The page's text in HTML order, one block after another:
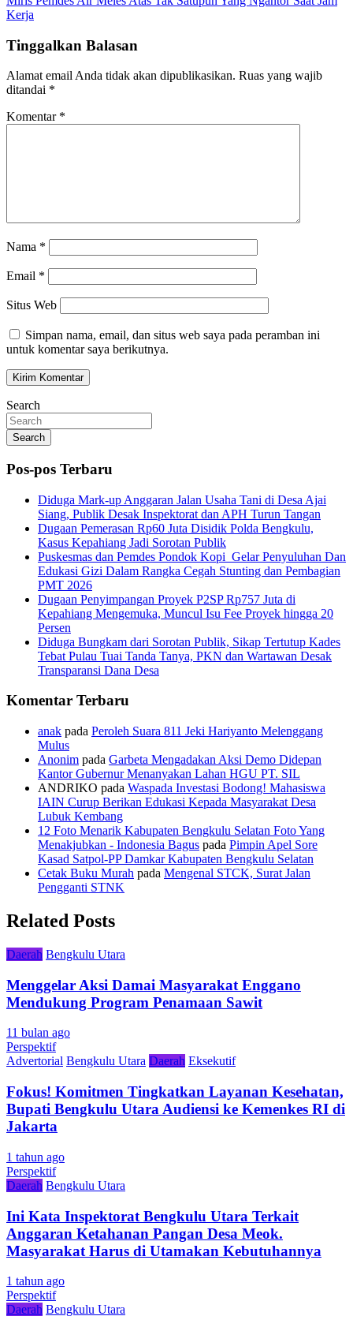
Kerja
Tinggalkan Balasan
Alamat email Anda tidak akan dipublikasikan. Ruas yang wajib
ditandai *
Komentar *
Nama *
Email *
Situs Web
Simpan nama, email, dan situs web saya pada peramban ini
untuk komentar saya berikutnya.
Search
Search
Pos-pos Terbaru
Diduga Mark-up Anggaran Jalan Usaha Tani di Desa Ajai
Siang, Publik Desak Inspektorat dan APH Turun Tangan
Dugaan Pemerasan Rp60 Juta Disidik Polda Bengkulu,
Kasus Kepahiang Jadi Sorotan Publik
Puskesmas dan Pemdes Pondok Kopi Gelar Penyuluhan Dan
Edukasi Gizi Dalam Rangka Cegah Stunting dan Pembagian
PMT 2026
Dugaan Penyimpangan Proyek P2SP Rp757 Juta di
Kepahiang Mengemuka, Muncul Isu Fee Proyek hingga 20
Persen
Diduga Bungkam dari Sorotan Publik, Sikap Tertutup Kades
Tebat Pulau Tuai Tanda Tanya, PKN dan Wartawan Desak
Transparansi Dana Desa
Komentar Terbaru
anak pada Peroleh Suara 811 Jeki Hariyanto Melenggang
Mulus
Anonim pada Garbeta Mengadakan Aksi Demo Didepan
Kantor Gubernur Menanyakan Lahan HGU PT. SIL
ANDRIKO pada Waspada Investasi Bodong! Mahasiswa
IAIN Curup Berikan Edukasi Kepada Masyarakat Desa
Lubuk Kembang
12 Foto Menarik Kabupaten Bengkulu Selatan Foto Yang
Menakjubkan - Indonesia Bagus pada Pimpin Apel Sore
Kasad Satpol-PP Damkar Kabupaten Bengkulu Selatan
Cetak Buku Murah pada Mengenal STCK, Surat Jalan
Pengganti STNK
Related Posts
Daerah Bengkulu Utara
Menggelar Aksi Damai Masyarakat Enggano
Mendukung Program Penamaan Sawit
11 bulan ago
Perspektif
Advertorial Bengkulu Utara Daerah Eksekutif
Fokus! Komitmen Tingkatkan Layanan Kesehatan,
Bupati Bengkulu Utara Audiensi ke Kemenkes RI di
Jakarta
1 tahun ago
Perspektif
Daerah Bengkulu Utara
Ini Kata Inspektorat Bengkulu Utara Terkait
Anggaran Ketahanan Pangan Desa Meok.
Masyarakat Harus di Utamakan Kebutuhannya
1 tahun ago
Perspektif
Daerah Bengkulu Utara